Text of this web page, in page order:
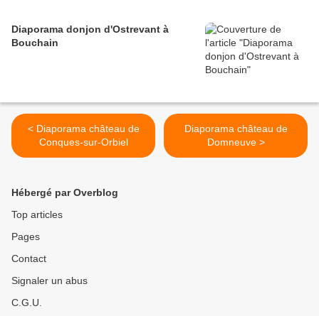
Diaporama donjon d'Ostrevant à
Bouchain
< Diaporama château de
Conques-sur-Orbiel
Diaporama château de
Domneuve >
Hébergé par Overblog
Top articles
Pages
Contact
Signaler un abus
C.G.U.